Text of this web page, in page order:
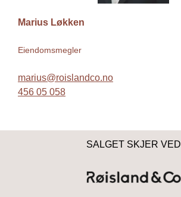
Marius Løkken
Eiendomsmegler
marius@roislandco.no
456 05 058
SALGET SKJER VED